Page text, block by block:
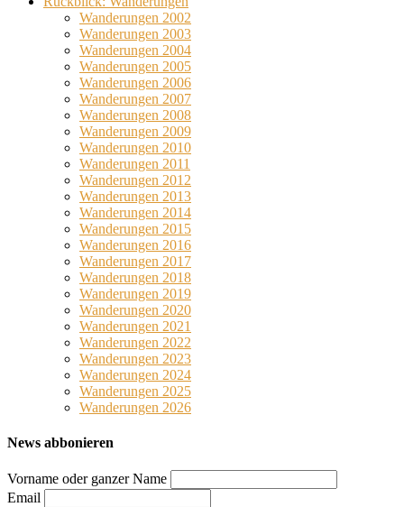
Wanderungen 2002
Wanderungen 2003
Wanderungen 2004
Wanderungen 2005
Wanderungen 2006
Wanderungen 2007
Wanderungen 2008
Wanderungen 2009
Wanderungen 2010
Wanderungen 2011
Wanderungen 2012
Wanderungen 2013
Wanderungen 2014
Wanderungen 2015
Wanderungen 2016
Wanderungen 2017
Wanderungen 2018
Wanderungen 2019
Wanderungen 2020
Wanderungen 2021
Wanderungen 2022
Wanderungen 2023
Wanderungen 2024
Wanderungen 2025
Wanderungen 2026
News abbonieren
Vorname oder ganzer Name
Email